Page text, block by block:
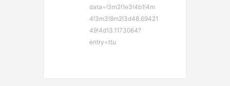
data=!3m2!1e3!4b1!4m
4!3m3!8m2!3d48.69421
49!4d13.1173064?
entry=ttu